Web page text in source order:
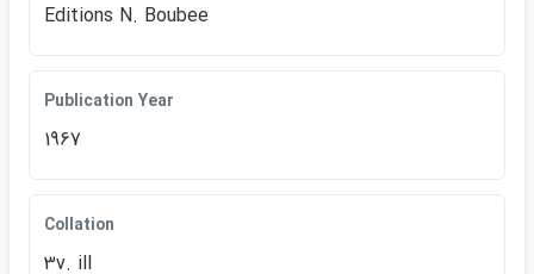
Editions N. Boubee
Publication Year
1967
Collation
3v. ill